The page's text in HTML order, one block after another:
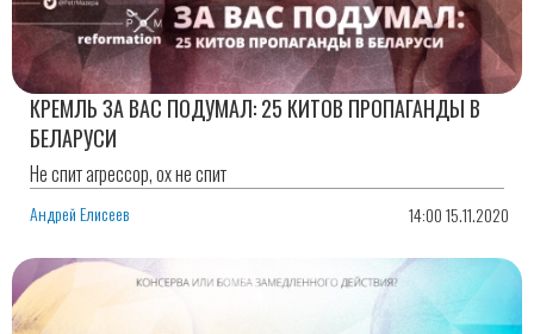
КРЕМЛЬ ЗА ВАС ПОДУМАЛ: 25 КИТОВ ПРОПАГАНДЫ В
БЕЛАРУСИ
Не спит агрессор, ох не спит
Андрей Елисеев 14:00 15.11.2020